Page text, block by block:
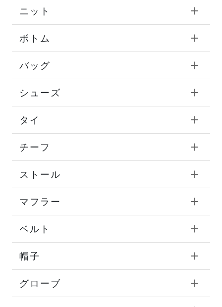
ニット
ボトム
バッグ
シューズ
タイ
チーフ
ストール
マフラー
ベルト
帽子
グローブ